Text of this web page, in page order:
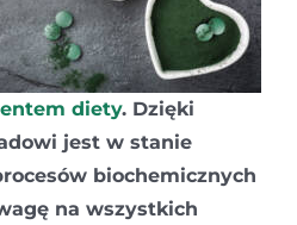
diety. Dzięki
jest w stanie
biochemicznych
na wszystkich